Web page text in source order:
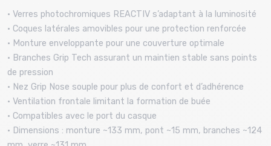
• Verres photochromiques REACTIV s’adaptant à la luminosité
• Coques latérales amovibles pour une protection renforcée
• Monture enveloppante pour une couverture optimale
• Branches Grip Tech assurant un maintien stable sans points
de pression
• Nez Grip Nose souple pour plus de confort et d’adhérence
• Ventilation frontale limitant la formation de buée
• Compatibles avec le port du casque
• Dimensions : monture ~133 mm, pont ~15 mm, branches ~124